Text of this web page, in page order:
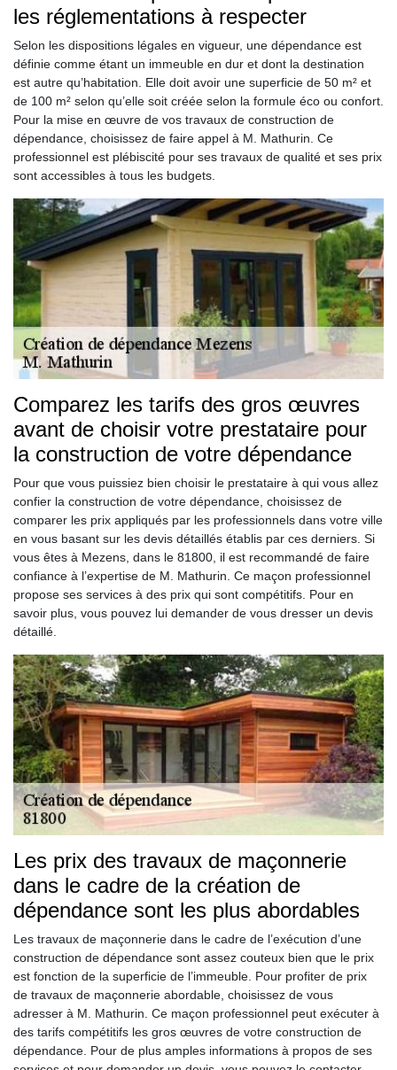
les réglementations à respecter
Selon les dispositions légales en vigueur, une dépendance est
définie comme étant un immeuble en dur et dont la destination
est autre qu’habitation. Elle doit avoir une superficie de 50 m² et
de 100 m² selon qu’elle soit créée selon la formule éco ou confort.
Pour la mise en œuvre de vos travaux de construction de
dépendance, choisissez de faire appel à M. Mathurin. Ce
professionnel est plébiscité pour ses travaux de qualité et ses prix
sont accessibles à tous les budgets.
Comparez les tarifs des gros œuvres
avant de choisir votre prestataire pour
la construction de votre dépendance
Pour que vous puissiez bien choisir le prestataire à qui vous allez
confier la construction de votre dépendance, choisissez de
comparer les prix appliqués par les professionnels dans votre ville
en vous basant sur les devis détaillés établis par ces derniers. Si
vous êtes à Mezens, dans le 81800, il est recommandé de faire
confiance à l’expertise de M. Mathurin. Ce maçon professionnel
propose ses services à des prix qui sont compétitifs. Pour en
savoir plus, vous pouvez lui demander de vous dresser un devis
détaillé.
Les prix des travaux de maçonnerie
dans le cadre de la création de
dépendance sont les plus abordables
Les travaux de maçonnerie dans le cadre de l’exécution d’une
construction de dépendance sont assez couteux bien que le prix
est fonction de la superficie de l’immeuble. Pour profiter de prix
de travaux de maçonnerie abordable, choisissez de vous
adresser à M. Mathurin. Ce maçon professionnel peut exécuter à
des tarifs compétitifs les gros œuvres de votre construction de
dépendance. Pour de plus amples informations à propos de ses